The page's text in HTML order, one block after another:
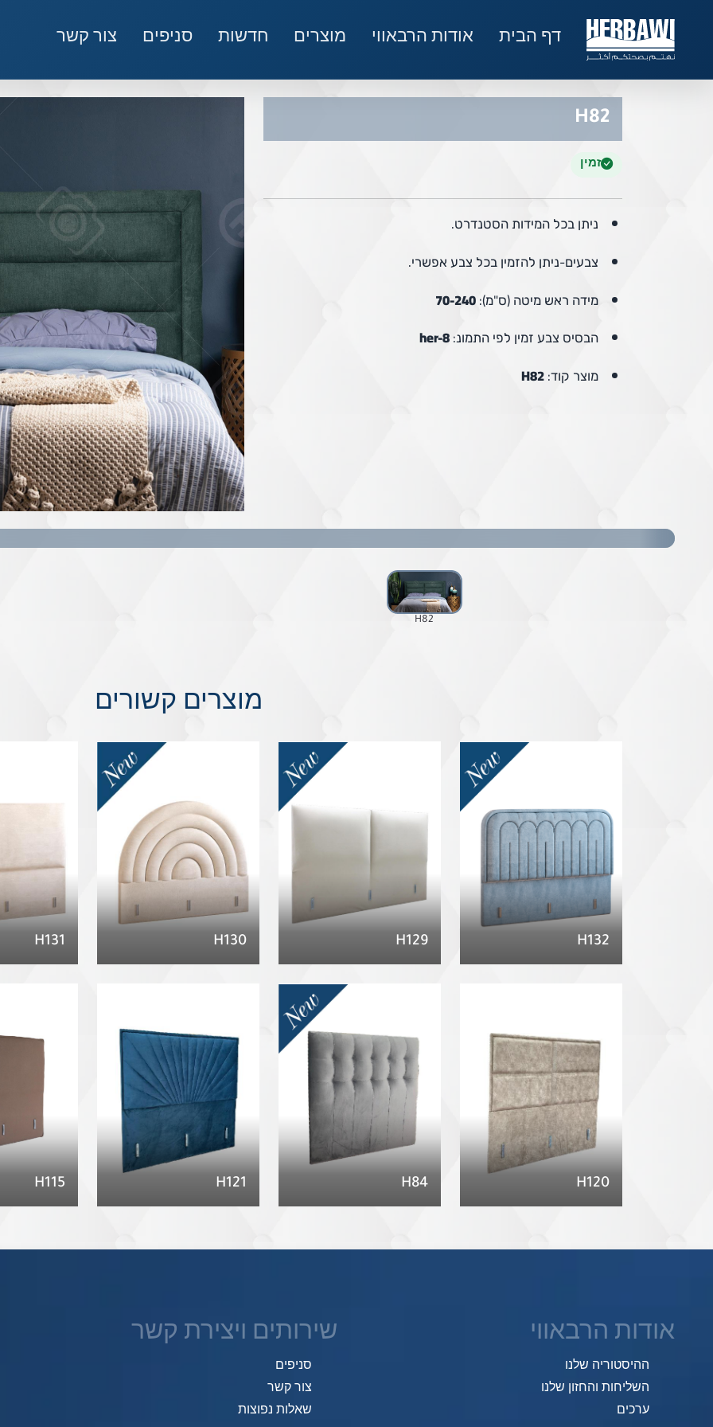
דף הבית אודות הרבאווי מוצרים חדשות סניפים צור קשר
H82
זמין
ניתן בכל המידות הסטנדרט.
צבעים-ניתן להזמין בכל צבע אפשרי.
מידה ראש מיטה (ס"מ):70-240
הבסיס צבע זמין לפי התמונ:her-8
מוצר קוד:H82
H82
מוצרים קשורים
H132
H129
H130
H131
H120
H84
H121
H115
אודות הרבאווי
ההיסטוריה שלנו
השליחות והחזון שלנו
ערכים
שירותים ויצירת קשר
סניפים
צור קשר
שאלות נפוצות